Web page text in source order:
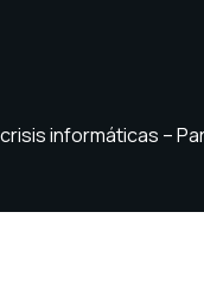
informáticas –